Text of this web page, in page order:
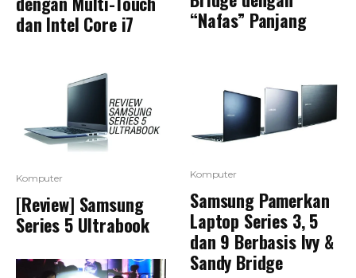
dan Intel Core i7
Komputer
[Review] Samsung
Series 5 Ultrabook
“Nafas” Panjang
Komputer
Samsung Pamerkan
Laptop Series 3, 5
dan 9 Berbasis Ivy &
Sandy Bridge